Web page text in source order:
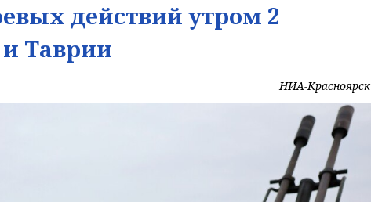
действий утром 2
Таврии
НИА-Красноярск